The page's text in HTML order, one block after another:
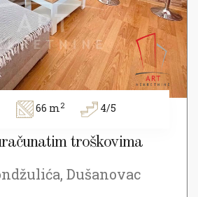
66 m2 4/5
troškovima
Dušanovac